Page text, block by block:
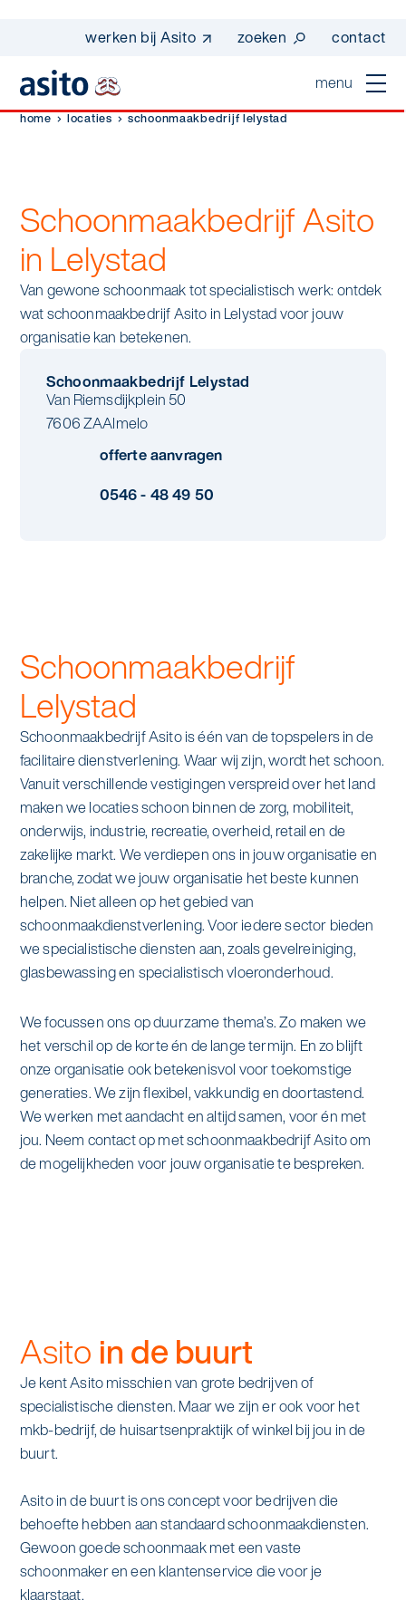
werken bij Asito zoeken contact
menu
Suggesties
werken bij asito
one go - werk beter samen met one go
co2-uitstoot rapportage 2023
duurzame bedrijfskleding
home
Dagelijkse schoonmaak
Interieurreiniging
Vloerreiniging
Schoonmaak
Specialistische schoonmaak
Graffitireiniging
Zorgondersteuning
Vloermeester van One Go
alle diensten bekijken
sectoren
In de buurt
Industrie
Mobiliteit
Zorg
wij zijn Asito
Ons verhaal
Asito impuls
Sponsoring
Kennisbank
Contact
Wij werken voor
Duurzaamheid & Asito
Innovatie & Asito
Mens & Asito
Werken bij Asito
Zoeken
Offerte aanvragen
home locaties schoonmaakbedrijf lelystad
Schoonmaakbedrijf Asito
in Lelystad
Van gewone schoonmaak tot specialistisch werk: ontdek
wat schoonmaakbedrijf Asito in Lelystad voor jouw
organisatie kan betekenen.
Schoonmaakbedrijf Lelystad
Van Riemsdijkplein 50
7606 ZAAlmelo
offerte aanvragen
0546 - 48 49 50
Schoonmaakbedrijf
Lelystad
Schoonmaakbedrijf Asito is één van de topspelers in de
facilitaire dienstverlening. Waar wij zijn, wordt het schoon.
Vanuit verschillende vestigingen verspreid over het land
maken we locaties schoon binnen de zorg, mobiliteit,
onderwijs, industrie, recreatie, overheid, retail en de
zakelijke markt. We verdiepen ons in jouw organisatie en
branche, zodat we jouw organisatie het beste kunnen
helpen. Niet alleen op het gebied van
schoonmaakdienstverlening. Voor iedere sector bieden
we specialistische diensten aan, zoals gevelreiniging,
glasbewassing en specialistisch vloeronderhoud.
We focussen ons op duurzame thema’s. Zo maken we
het verschil op de korte én de lange termijn. En zo blijft
onze organisatie ook betekenisvol voor toekomstige
generaties. We zijn flexibel, vakkundig en doortastend.
We werken met aandacht en altijd samen, voor én met
jou. Neem contact op met schoonmaakbedrijf Asito om
de mogelijkheden voor jouw organisatie te bespreken.
Asito in de buurt
Je kent Asito misschien van grote bedrijven of
specialistische diensten. Maar we zijn er ook voor het
mkb-bedrijf, de huisartsenpraktijk of winkel bij jou in de
buurt.
Asito in de buurt is ons concept voor bedrijven die
behoefte hebben aan standaard schoonmaakdiensten.
Gewoon goede schoonmaak met een vaste
schoonmaker en een klantenservice die voor je
klaarstaat.